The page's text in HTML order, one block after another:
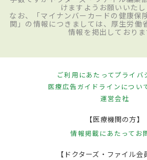
けますようお願いいたし
なお、「マイナンバーカードの健康保
関」の情報につきましては、厚生労働
情報を掲出しておりま
ご利用にあたってプライバ
医療広告ガイドラインについ
運営会社
【医療機関の方】
情報掲載にあたって お
【ドクターズ・ファイル会